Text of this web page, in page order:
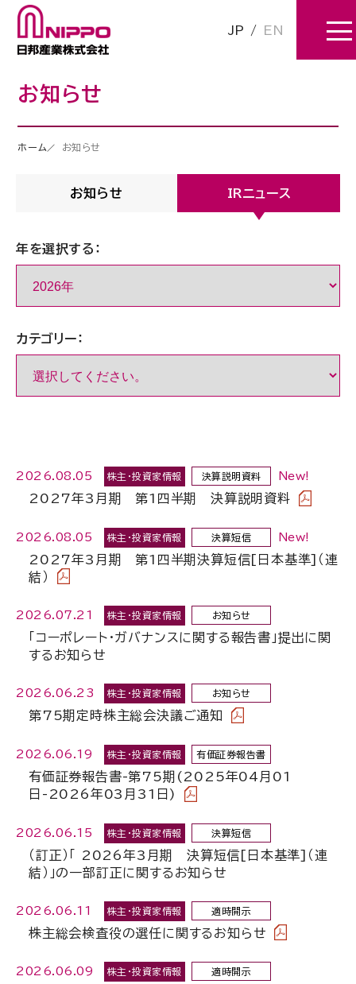
JP / EN
お知らせ
ホーム お知らせ
お知らせ IRニュース
年を選択する：
カテゴリー：
2026.08.05 株主・投資家情報 決算説明資料 New!
2027年3月期 第1四半期 決算説明資料
2026.08.05 株主・投資家情報 決算短信 New!
2027年3月期 第1四半期決算短信[日本基準]（連
結）
2026.07.21 株主・投資家情報 お知らせ
「コーポレート・ガバナンスに関する報告書」提出に関
するお知らせ
2026.06.23 株主・投資家情報 お知らせ
第75期定時株主総会決議ご通知
2026.06.19 株主・投資家情報 有価証券報告書
有価証券報告書-第75期(2025年04月01
日-2026年03月31日)
2026.06.15 株主・投資家情報 決算短信
（訂正）「 2026年3月期 決算短信[日本基準]（連
結）」の一部訂正に関するお知らせ
2026.06.11 株主・投資家情報 適時開示
株主総会検査役の選任に関するお知らせ
2026.06.09 株主・投資家情報 適時開示